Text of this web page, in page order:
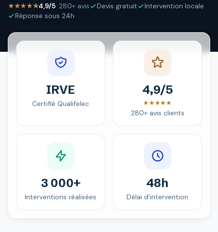
★★★★★4,9/5· 280+ avis Devis gratuit
Intervention locale
Réponse sous 24h
IRVE
Certifié Qualifelec
4,9/5
★★★★★
280+ avis clients
3 000+
Interventions réalisées
48h
Délai d'intervention